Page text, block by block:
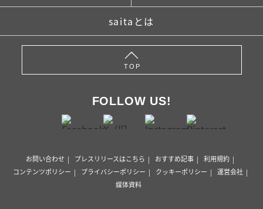
saitaとは
TOP
FOLLOW US!
お問い合わせ プレスリリースはこちら おすすめ記事
利用規約
コンテンツポリシー
プライバシーポリシー クッキーポリシー
運営会社
媒体資料